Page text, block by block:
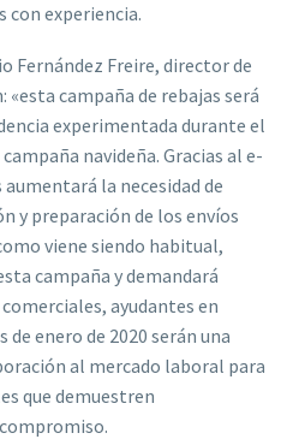
con experiencia.
Fernández Freire, director de
campaña de rebajas será
experimentada durante el
navideña. Gracias al e-
la necesidad de
y preparación de los envíos
viene siendo habitual,
campaña y demandará
ayudantes en
de enero de 2020 serán una
al mercado laboral para
que demuestren